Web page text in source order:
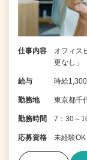
仕事内容
オフィス
更なし」
給与 時給
勤務地 東京都千
勤務時間 7：30～
応募資格 未経験OK